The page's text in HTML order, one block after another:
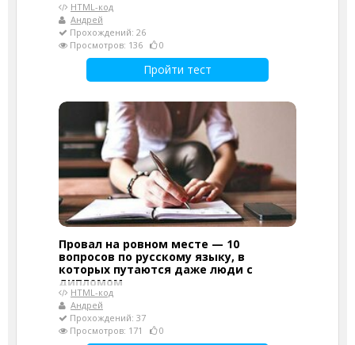
HTML-код
Андрей
Прохождений: 26
Просмотров: 136
0
Пройти тест
Провал на ровном месте — 10
вопросов по русскому языку, в
которых путаются даже люди с
дипломом
HTML-код
Андрей
Прохождений: 37
Просмотров: 171
0